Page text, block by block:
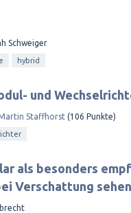
Schweiger
hybrid
und
Staffhorst (106 Punkte)
als besonders
Verschattung